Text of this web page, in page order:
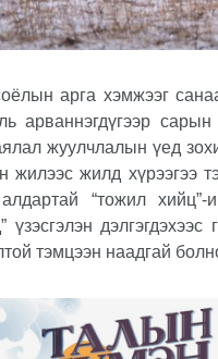
арга хэмжээг
арваннэгдүгээр
жуулчлалын үед
жилээс жилд хүрээгээ
“тожил
үзэсгэлэн
тэмцээн наадгай